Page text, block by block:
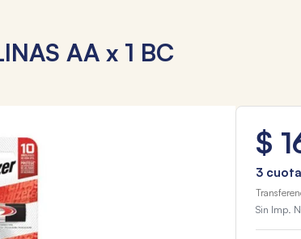
AA x 1 BC
$
3
Sin Imp.